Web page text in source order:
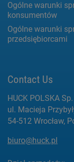
Ogólne warunki
konsumentów
Ogólne warunki
przedsiębiorcami
Contact Us
HUCK POLSKA
ul. Macieja
54-512 Wrocław,
biuro@huck.pl